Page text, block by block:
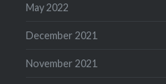
May 2022
December 2021
November 2021